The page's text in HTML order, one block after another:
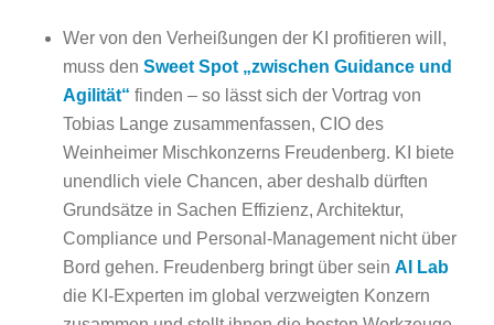
Wer von den Verheißungen der KI profitieren will,
muss den Sweet Spot „zwischen Guidance und
Agilität“ finden – so lässt sich der Vortrag von
Tobias Lange zusammenfassen, CIO des
Weinheimer Mischkonzerns Freudenberg. KI biete
unendlich viele Chancen, aber deshalb dürften
Grundsätze in Sachen Effizienz, Architektur,
Compliance und Personal-Management nicht über
Bord gehen. Freudenberg bringt über sein AI Lab
die KI-Experten im global verzweigten Konzern